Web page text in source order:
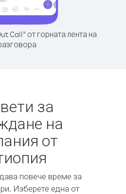
Call” от горната лента на
за
на
от
повече време за
Изберете една от